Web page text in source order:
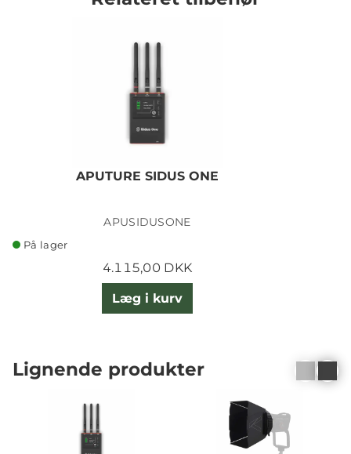
APUTURE SIDUS ONE
APUSIDUSONE
På lager
4.115,00 DKK
Læg i kurv
Lignende produkter